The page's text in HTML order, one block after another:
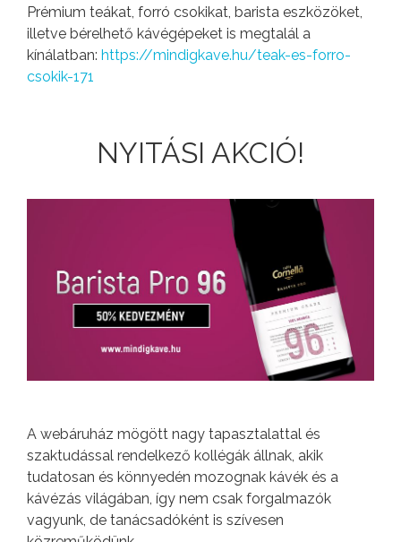
Prémium teákat, forró csokikat, barista eszközöket,
illetve bérelhető kávégépeket is megtalál a
kínálatban: https://mindigkave.hu/teak-es-forro-
csokik-171
NYITÁSI AKCIÓ!
A webáruház mögött nagy tapasztalattal és
szaktudással rendelkező kollégák állnak, akik
tudatosan és könnyedén mozognak kávék és a
kávézás világában, így nem csak forgalmazók
vagyunk, de tanácsadóként is szívesen